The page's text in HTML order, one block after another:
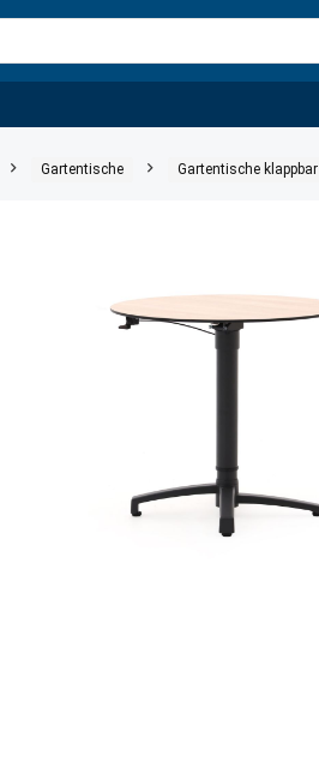
Gartentische Gartentische klappbar